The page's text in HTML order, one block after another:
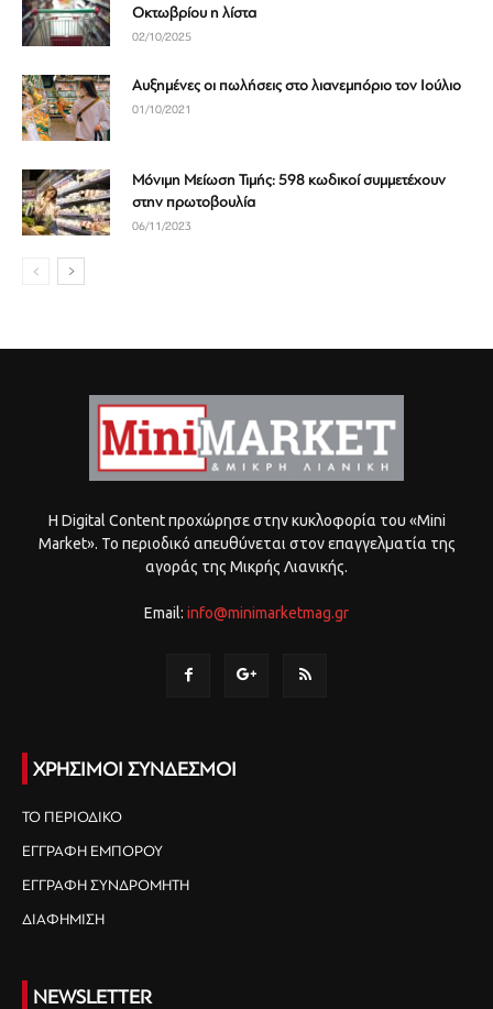
Οκτωβρίου η λίστα
02/10/2025
Αυξημένες οι πωλήσεις στο λιανεμπόριο τον Ιούλιο
01/10/2021
Μόνιμη Μείωση Τιμής: 598 κωδικοί συμμετέχουν
στην πρωτοβουλία
06/11/2023
Η Digital Content προχώρησε στην κυκλοφορία του «Mini
Market». Το περιοδικό απευθύνεται στον επαγγελματία της
αγοράς της Μικρής Λιανικής.
Email: info@minimarketmag.gr
ΧΡΗΣΙΜΟΙ ΣΥΝΔΕΣΜΟΙ
ΤΟ ΠΕΡΙΟΔΙΚΟ
ΕΓΓΡΑΦΗ ΕΜΠΟΡΟΥ
ΕΓΓΡΑΦΗ ΣΥΝΔΡΟΜΗΤΗ
ΔΙΑΦΗΜΙΣΗ
NEWSLETTER